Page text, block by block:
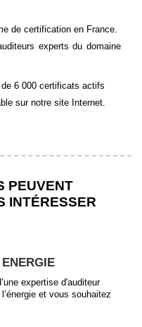
de certification en France.
experts du domaine
6 000 certificats actifs
sur notre site Internet.
PEUVENT
INTÉRESSER
expertise d'auditeur
et vous souhaitez